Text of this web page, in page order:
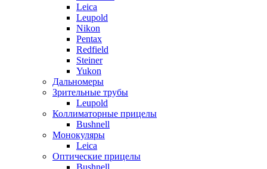
Leica
Leupold
Nikon
Pentax
Redfield
Steiner
Yukon
Дальномеры
Зрительные трубы
Leupold
Коллиматорные прицелы
Bushnell
Монокуляры
Leica
Оптические прицелы
Bushnell